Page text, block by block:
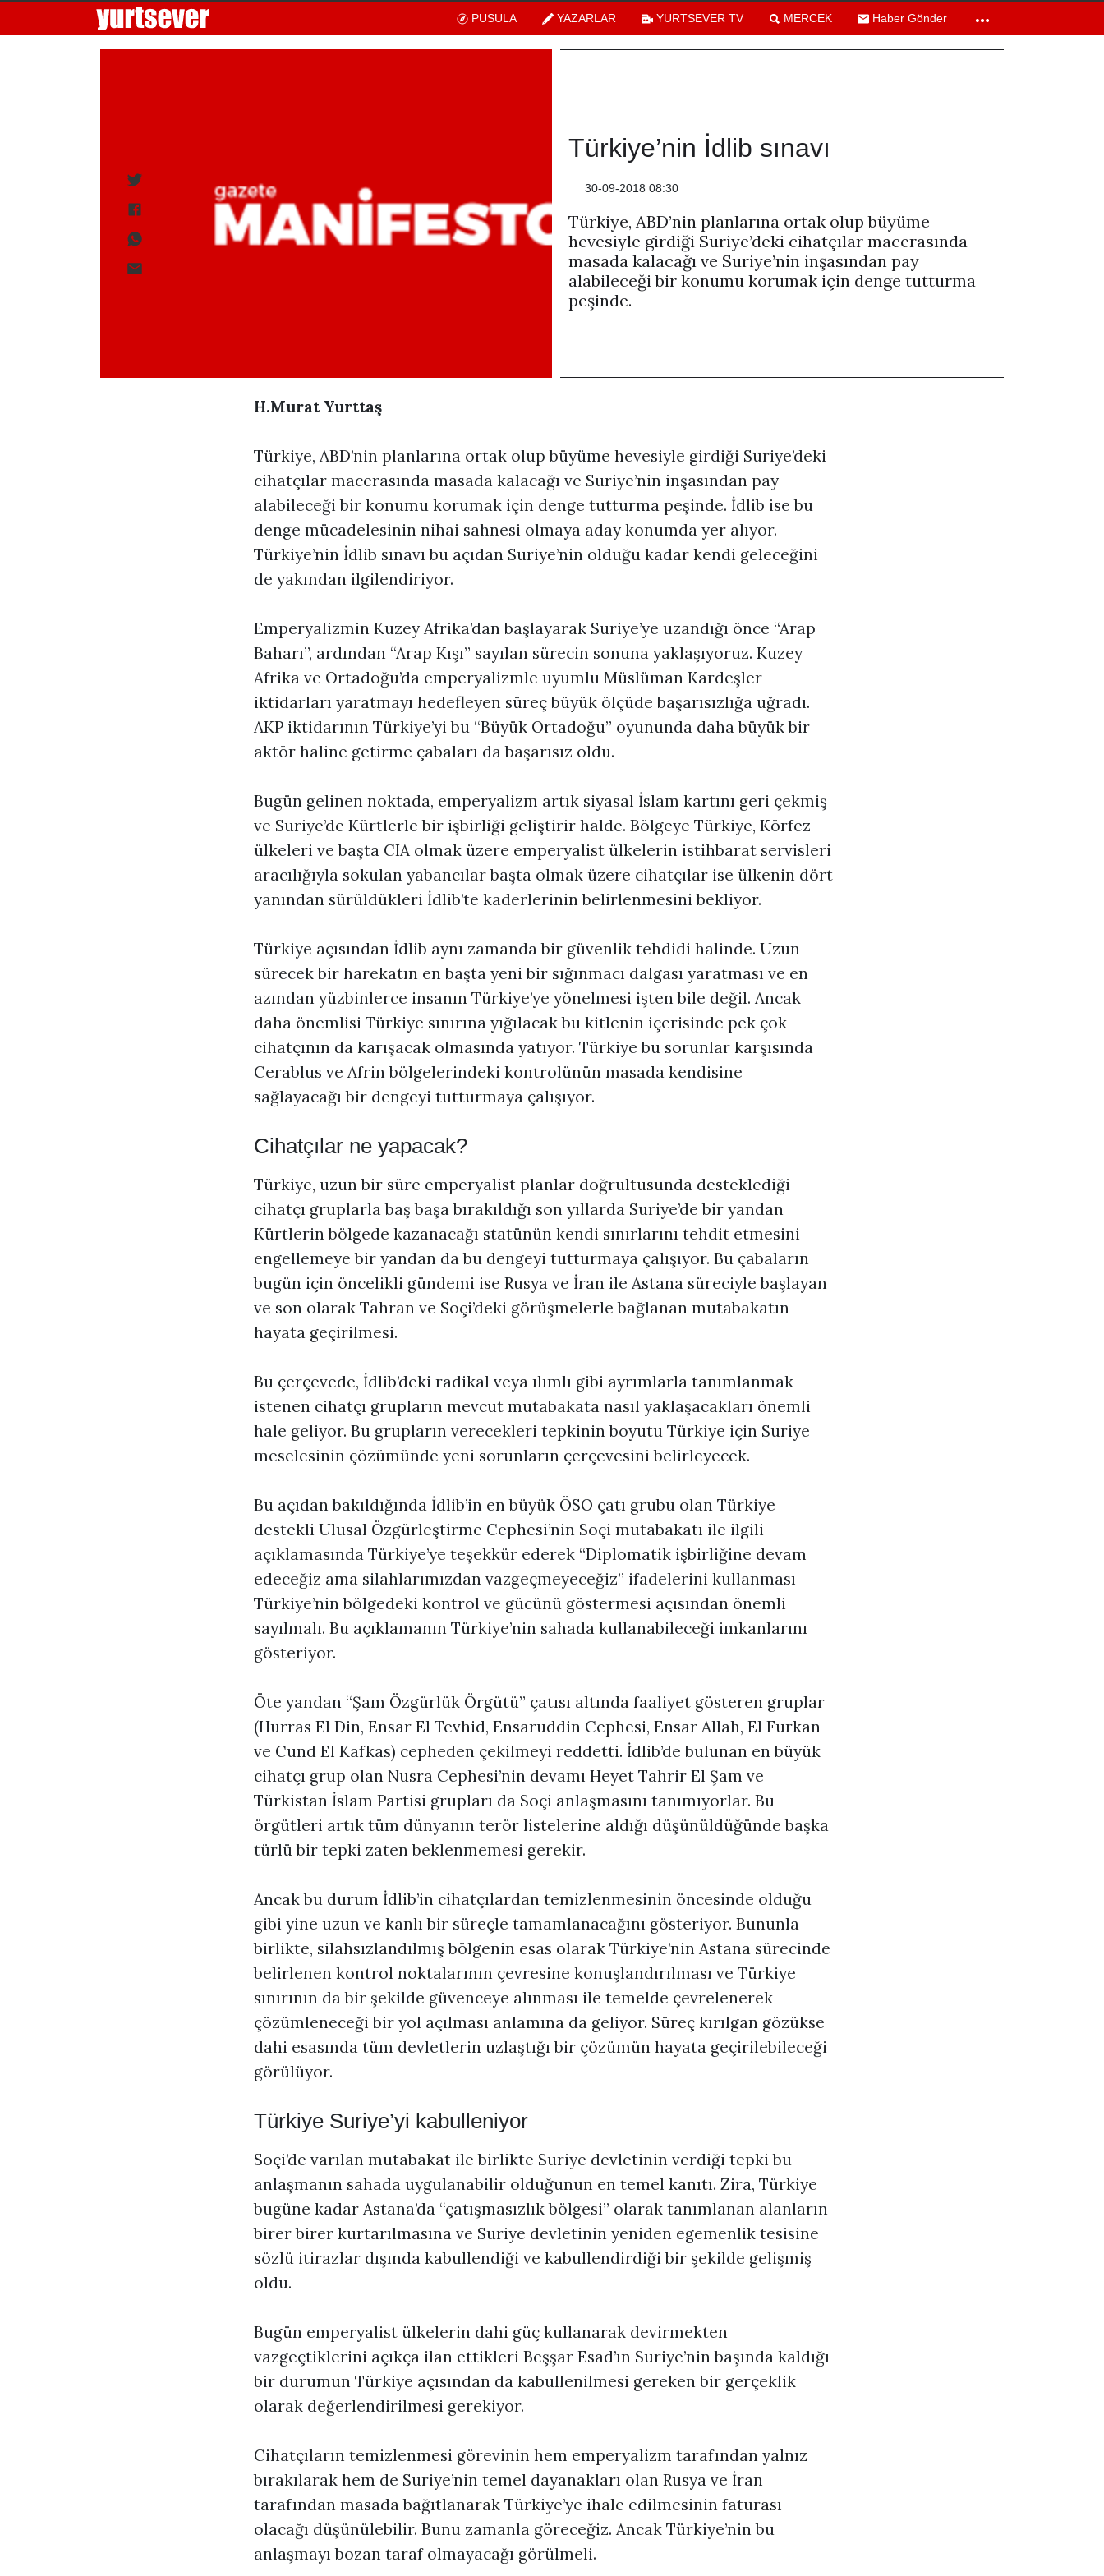
PUSULA YAZARLAR YURTSEVER TV MERCEK Haber Gönder
Türkiye’nin İdlib sınavı
30-09-2018 08:30
Türkiye, ABD’nin planlarına ortak olup büyüme
hevesiyle girdiği Suriye’deki cihatçılar macerasında
masada kalacağı ve Suriye’nin inşasından pay
alabileceği bir konumu korumak için denge tutturma
peşinde.
H.Murat Yurttaş
Türkiye, ABD’nin planlarına ortak olup büyüme hevesiyle girdiği Suriye’deki
cihatçılar macerasında masada kalacağı ve Suriye’nin inşasından pay
alabileceği bir konumu korumak için denge tutturma peşinde. İdlib ise bu
denge mücadelesinin nihai sahnesi olmaya aday konumda yer alıyor.
Türkiye’nin İdlib sınavı bu açıdan Suriye’nin olduğu kadar kendi geleceğini
de yakından ilgilendiriyor.
Emperyalizmin Kuzey Afrika’dan başlayarak Suriye’ye uzandığı önce “Arap
Baharı”, ardından “Arap Kışı” sayılan sürecin sonuna yaklaşıyoruz. Kuzey
Afrika ve Ortadoğu’da emperyalizmle uyumlu Müslüman Kardeşler
iktidarları yaratmayı hedefleyen süreç büyük ölçüde başarısızlığa uğradı.
AKP iktidarının Türkiye’yi bu “Büyük Ortadoğu” oyununda daha büyük bir
aktör haline getirme çabaları da başarısız oldu.
Bugün gelinen noktada, emperyalizm artık siyasal İslam kartını geri çekmiş
ve Suriye’de Kürtlerle bir işbirliği geliştirir halde. Bölgeye Türkiye, Körfez
ülkeleri ve başta CIA olmak üzere emperyalist ülkelerin istihbarat servisleri
aracılığıyla sokulan yabancılar başta olmak üzere cihatçılar ise ülkenin dört
yanından sürüldükleri İdlib’te kaderlerinin belirlenmesini bekliyor.
Türkiye açısından İdlib aynı zamanda bir güvenlik tehdidi halinde. Uzun
sürecek bir harekatın en başta yeni bir sığınmacı dalgası yaratması ve en
azından yüzbinlerce insanın Türkiye’ye yönelmesi işten bile değil. Ancak
daha önemlisi Türkiye sınırına yığılacak bu kitlenin içerisinde pek çok
cihatçının da karışacak olmasında yatıyor. Türkiye bu sorunlar karşısında
Cerablus ve Afrin bölgelerindeki kontrolünün masada kendisine
sağlayacağı bir dengeyi tutturmaya çalışıyor.
Cihatçılar ne yapacak?
Türkiye, uzun bir süre emperyalist planlar doğrultusunda desteklediği
cihatçı gruplarla baş başa bırakıldığı son yıllarda Suriye’de bir yandan
Kürtlerin bölgede kazanacağı statünün kendi sınırlarını tehdit etmesini
engellemeye bir yandan da bu dengeyi tutturmaya çalışıyor. Bu çabaların
bugün için öncelikli gündemi ise Rusya ve İran ile Astana süreciyle başlayan
ve son olarak Tahran ve Soçi’deki görüşmelerle bağlanan mutabakatın
hayata geçirilmesi.
Bu çerçevede, İdlib’deki radikal veya ılımlı gibi ayrımlarla tanımlanmak
istenen cihatçı grupların mevcut mutabakata nasıl yaklaşacakları önemli
hale geliyor. Bu grupların verecekleri tepkinin boyutu Türkiye için Suriye
meselesinin çözümünde yeni sorunların çerçevesini belirleyecek.
Bu açıdan bakıldığında İdlib’in en büyük ÖSO çatı grubu olan Türkiye
destekli Ulusal Özgürleştirme Cephesi’nin Soçi mutabakatı ile ilgili
açıklamasında Türkiye’ye teşekkür ederek “Diplomatik işbirliğine devam
edeceğiz ama silahlarımızdan vazgeçmeyeceğiz” ifadelerini kullanması
Türkiye’nin bölgedeki kontrol ve gücünü göstermesi açısından önemli
sayılmalı. Bu açıklamanın Türkiye’nin sahada kullanabileceği imkanlarını
gösteriyor.
Öte yandan “Şam Özgürlük Örgütü” çatısı altında faaliyet gösteren gruplar
(Hurras El Din, Ensar El Tevhid, Ensaruddin Cephesi, Ensar Allah, El Furkan
ve Cund El Kafkas) cepheden çekilmeyi reddetti. İdlib’de bulunan en büyük
cihatçı grup olan Nusra Cephesi’nin devamı Heyet Tahrir El Şam ve
Türkistan İslam Partisi grupları da Soçi anlaşmasını tanımıyorlar. Bu
örgütleri artık tüm dünyanın terör listelerine aldığı düşünüldüğünde başka
türlü bir tepki zaten beklenmemesi gerekir.
Ancak bu durum İdlib’in cihatçılardan temizlenmesinin öncesinde olduğu
gibi yine uzun ve kanlı bir süreçle tamamlanacağını gösteriyor. Bununla
birlikte, silahsızlandılmış bölgenin esas olarak Türkiye’nin Astana sürecinde
belirlenen kontrol noktalarının çevresine konuşlandırılması ve Türkiye
sınırının da bir şekilde güvenceye alınması ile temelde çevrelenerek
çözümleneceği bir yol açılması anlamına da geliyor. Süreç kırılgan gözükse
dahi esasında tüm devletlerin uzlaştığı bir çözümün hayata geçirilebileceği
görülüyor.
Türkiye Suriye’yi kabulleniyor
Soçi’de varılan mutabakat ile birlikte Suriye devletinin verdiği tepki bu
anlaşmanın sahada uygulanabilir olduğunun en temel kanıtı. Zira, Türkiye
bugüne kadar Astana’da “çatışmasızlık bölgesi” olarak tanımlanan alanların
birer birer kurtarılmasına ve Suriye devletinin yeniden egemenlik tesisine
sözlü itirazlar dışında kabullendiği ve kabullendirdiği bir şekilde gelişmiş
oldu.
Bugün emperyalist ülkelerin dahi güç kullanarak devirmekten
vazgeçtiklerini açıkça ilan ettikleri Beşşar Esad’ın Suriye’nin başında kaldığı
bir durumun Türkiye açısından da kabullenilmesi gereken bir gerçeklik
olarak değerlendirilmesi gerekiyor.
Cihatçıların temizlenmesi görevinin hem emperyalizm tarafından yalnız
bırakılarak hem de Suriye’nin temel dayanakları olan Rusya ve İran
tarafından masada bağıtlanarak Türkiye’ye ihale edilmesinin faturası
olacağı düşünülebilir. Bunu zamanla göreceğiz. Ancak Türkiye’nin bu
anlaşmayı bozan taraf olmayacağı görülmeli.